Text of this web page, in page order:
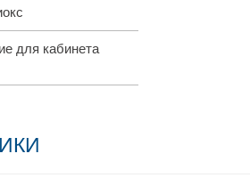
для кабинета